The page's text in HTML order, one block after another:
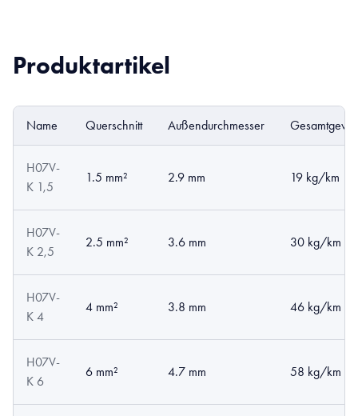
Produktartikel
Name Querschnitt Außendurchmesser
H07V-
K 1,5
1.5 mm² 2.9 mm 19 kg/km
H07V-
K 2,5
2.5 mm² 3.6 mm 30 kg/km
H07V-
K 4
4 mm² 3.8 mm 46 kg/km
H07V-
K 6
6 mm² 4.7 mm 58 kg/km